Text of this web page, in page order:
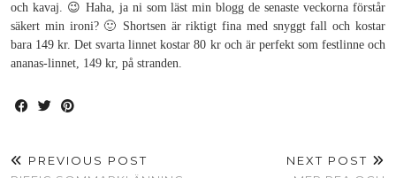
och kavaj. 😉 Haha, ja ni som läst min blogg de senaste veckorna förstår
säkert min ironi? 🙂 Shortsen är riktigt fina med snyggt fall och kostar
bara 149 kr. Det svarta linnet kostar 80 kr och är perfekt som festlinne och
ananas-linnet, 149 kr, på stranden.
PREVIOUS POST
NEXT POST